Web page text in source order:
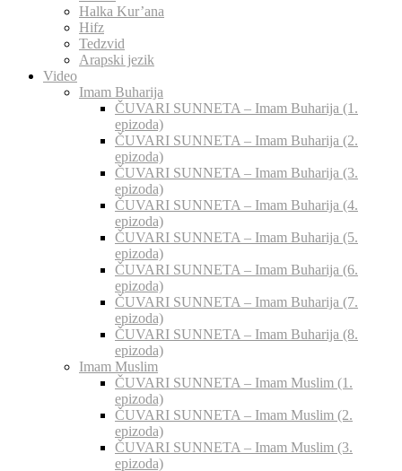
Halka Kur’ana
Hifz
Tedzvid
Arapski jezik
Video
Imam Buharija
ČUVARI SUNNETA – Imam Buharija (1.
epizoda)
ČUVARI SUNNETA – Imam Buharija (2.
epizoda)
ČUVARI SUNNETA – Imam Buharija (3.
epizoda)
ČUVARI SUNNETA – Imam Buharija (4.
epizoda)
ČUVARI SUNNETA – Imam Buharija (5.
epizoda)
ČUVARI SUNNETA – Imam Buharija (6.
epizoda)
ČUVARI SUNNETA – Imam Buharija (7.
epizoda)
ČUVARI SUNNETA – Imam Buharija (8.
epizoda)
Imam Muslim
ČUVARI SUNNETA – Imam Muslim (1.
epizoda)
ČUVARI SUNNETA – Imam Muslim (2.
epizoda)
ČUVARI SUNNETA – Imam Muslim (3.
epizoda)